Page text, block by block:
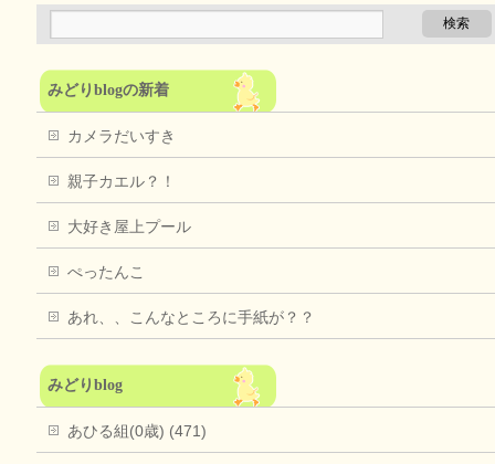
みどりblogの新着
カメラだいすき
親子カエル？！
大好き屋上プール
ぺったんこ
あれ、、こんなところに手紙が？？
みどりblog
あひる組(0歳) (471)